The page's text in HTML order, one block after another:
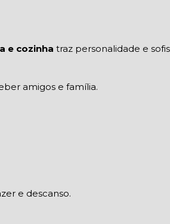
e cozinha traz personalidade e
amigos e família.
e descanso.